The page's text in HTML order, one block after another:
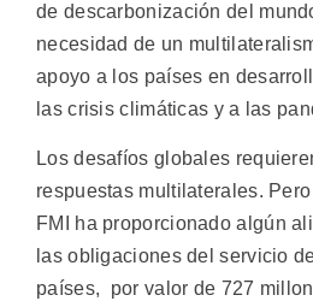
de descarbonización del
necesidad de un
apoyo a los países en
las crisis climáticas y a las
Los desafíos globales
respuestas multilaterales.
FMI ha proporcionado algún
las obligaciones del servicio
países, por valor de 727